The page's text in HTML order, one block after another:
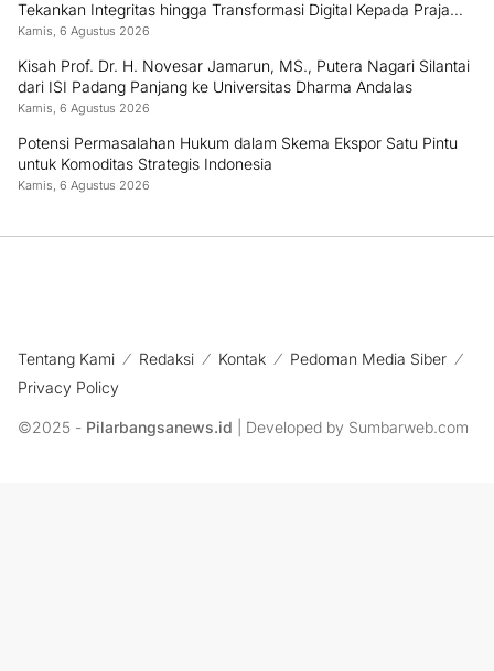
Tekankan Integritas hingga Transformasi Digital Kepada Praja
IPDN Asal Sumbar
Kamis, 6 Agustus 2026
Kisah Prof. Dr. H. Novesar Jamarun, MS., Putera Nagari Silantai
dari ISI Padang Panjang ke Universitas Dharma Andalas
Kamis, 6 Agustus 2026
Potensi Permasalahan Hukum dalam Skema Ekspor Satu Pintu
untuk Komoditas Strategis Indonesia
Kamis, 6 Agustus 2026
Tentang Kami Redaksi Kontak
Pedoman Media Siber
Privacy Policy
©2025 - Pilarbangsanews.id | Developed by Sumbarweb.com